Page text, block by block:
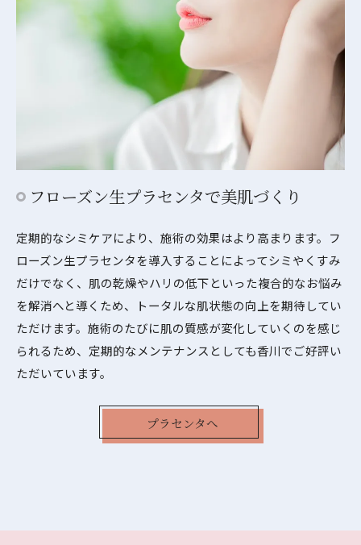
フローズン生プラセンタで美肌づくり
定期的なシミケアにより、施術の効果はより高まります。フ
ローズン生プラセンタを導入することによってシミやくすみ
だけでなく、肌の乾燥やハリの低下といった複合的なお悩み
を解消へと導くため、トータルな肌状態の向上を期待してい
ただけます。施術のたびに肌の質感が変化していくのを感じ
られるため、定期的なメンテナンスとしても香川でご好評い
ただいています。
プラセンタへ